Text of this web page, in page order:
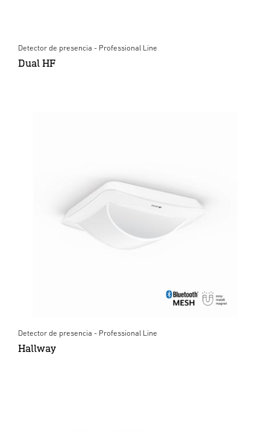
Detector de presencia - Professional Line
Dual HF
Detector de presencia - Professional Line
Hallway